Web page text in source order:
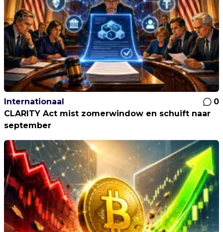
Internationaal
0
CLARITY Act mist zomerwindow en schuift naar
september